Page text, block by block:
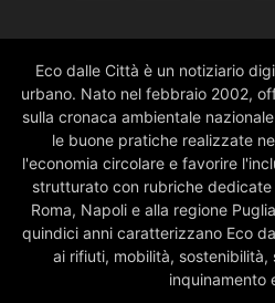
Eco dalle Città è un notiziario
urbano. Nato nel febbraio 2002,
sulla cronaca ambientale
le buone pratiche realizzate
l'economia circolare e favorire
strutturato con rubriche dedicate
Roma, Napoli e alla regione
quindici anni caratterizzano Eco
ai rifiuti, mobilità,
inquinamento